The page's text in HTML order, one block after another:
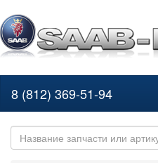
8 (812) 369-51-94